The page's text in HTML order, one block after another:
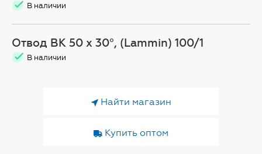
В наличии
Отвод ВК 50 х 30°, (Lammin) 100/1
В наличии
Найти магазин
Купить оптом